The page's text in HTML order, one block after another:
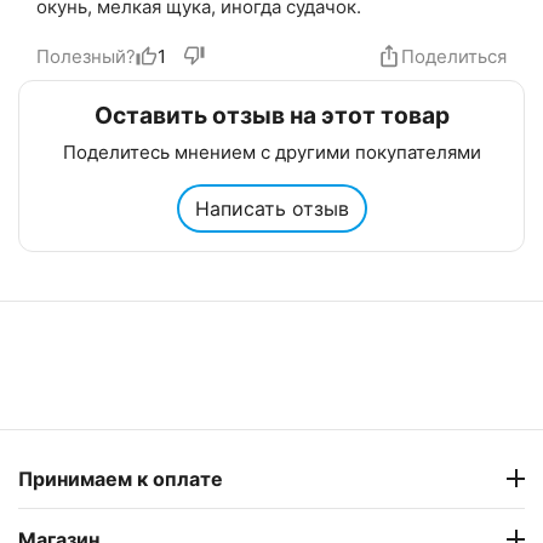
окунь, мелкая щука, иногда судачок.
Полезный? 1 Поделиться
Оставить отзыв на этот товар
Поделитесь мнением с другими покупателями
Написать отзыв
Принимаем к оплате